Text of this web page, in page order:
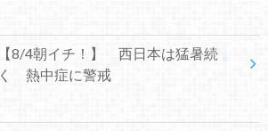
【8/4朝イチ！】 西日本は猛暑続
く 熱中症に警戒